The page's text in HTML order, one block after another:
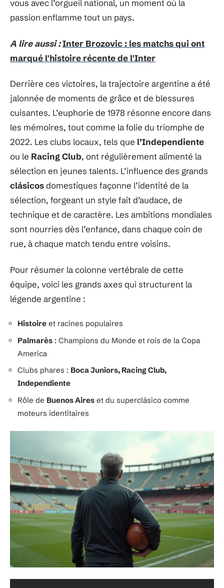
vous avec l’orgueil national, un moment où la
passion enflamme tout un pays.
A lire aussi :Inter Brozovic : les matchs qui ont
marqué l'histoire récente de l'Inter
Derrière ces victoires, la trajectoire argentine a été
jalonnée de moments de grâce et de blessures
cuisantes. L’euphorie de 1978 résonne encore dans
les mémoires, tout comme la folie du triomphe de
2022. Les clubs locaux, tels que l’Independiente
ou le Racing Club, ont régulièrement alimenté la
sélection en jeunes talents. L’influence des grands
clásicosdomestiques façonne l’identité de la
sélection, forgeant un style fait d’audace, de
technique et de caractère. Les ambitions mondiales
sont nourries dès l’enfance, dans chaque coin de
rue, à chaque match tendu entre voisins.
Pour résumer la colonne vertébrale de cette
équipe, voici les grands axes qui structurent la
légende argentine :
Histoire et racines populaires
Palmarès : Champions du Monde et rois de la Copa
America
Clubs phares : Boca Juniors, Racing Club,
Independiente
Rôle de Buenos Aires et du superclásico comme
moteurs identitaires